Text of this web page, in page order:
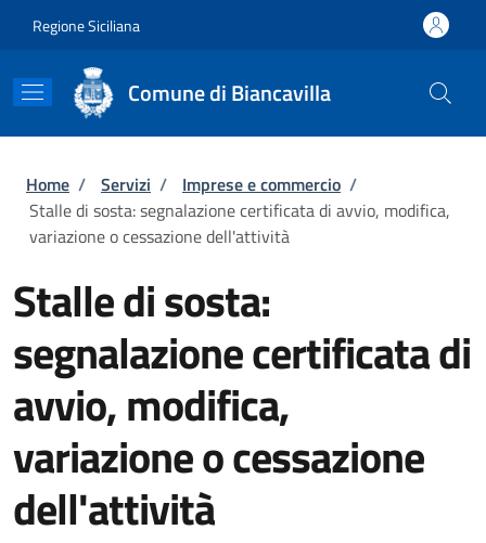
Regione Siciliana
Comune di Biancavilla
Briciole di pane
Home / Servizi / Imprese e commercio /
Stalle di sosta: segnalazione certificata di avvio, modifica,
variazione o cessazione dell'attività
Stalle di sosta:
segnalazione certificata di
avvio, modifica,
variazione o cessazione
dell'attività